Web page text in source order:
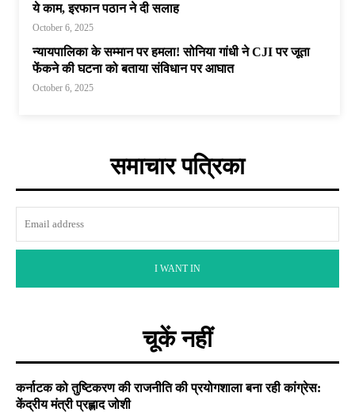
ये काम, इरफान पठान ने दी सलाह
October 6, 2025
न्यायपालिका के सम्मान पर हमला! सोनिया गांधी ने CJI पर जूता
फेंकने की घटना को बताया संविधान पर आघात
October 6, 2025
समाचार पत्रिका
I WANT IN
चूकें नहीं
कर्नाटक को तुष्टिकरण की राजनीति की प्रयोगशाला बना रही कांग्रेस:
केंद्रीय मंत्री प्रह्लाद जोशी